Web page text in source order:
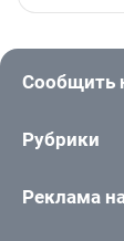
Сообщить
Рубрики
Реклама